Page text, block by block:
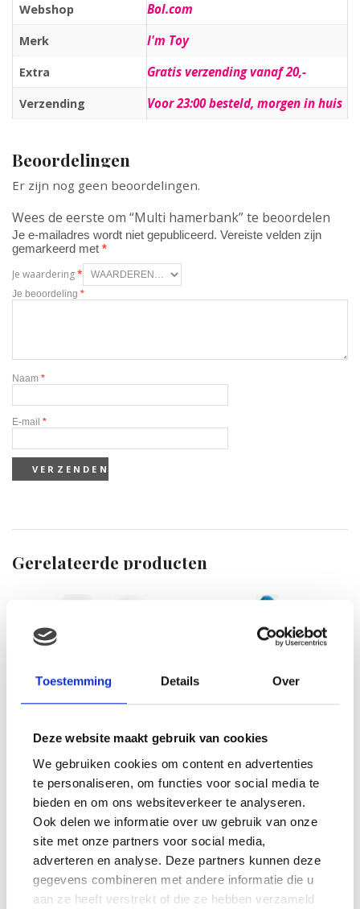
Toestemming Details Over
Deze website maakt gebruik van cookies
We gebruiken cookies om content en advertenties
te personaliseren, om functies voor social media te
bieden en om ons websiteverkeer te analyseren.
Ook delen we informatie over uw gebruik van onze
site met onze partners voor social media,
adverteren en analyse. Deze partners kunnen deze
gegevens combineren met andere informatie die u
aan ze heeft verstrekt of die ze hebben verzameld
Webshop Bol.com
Merk I'm Toy
Extra Gratis verzending vanaf 20,-
Verzending Voor 23:00 besteld, morgen in huis
Beoordelingen
Er zijn nog geen beoordelingen.
Wees de eerste om “Multi hamerbank” te beoordelen
Je e-mailadres wordt niet gepubliceerd. Vereiste velden zijn
gemarkeerd met *
Je waardering*
Je beoordeling *
Naam *
E-mail *
Gerelateerde producten
Super Mario Plush figure
Magickoopa 19cm